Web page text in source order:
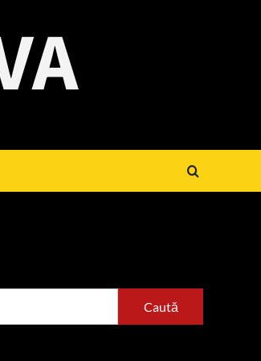
Caută